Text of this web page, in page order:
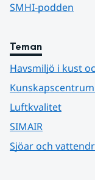
SMHI-podden
Teman
Havsmiljö i kust
Luftkvalitet
SIMAIR
Sjöar och